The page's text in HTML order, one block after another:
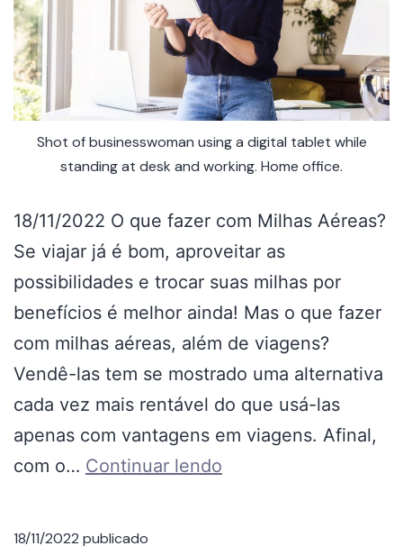
Shot of businesswoman using a digital tablet while
standing at desk and working. Home office.
18/11/2022 O que fazer com Milhas Aéreas?
Se viajar já é bom, aproveitar as
possibilidades e trocar suas milhas por
benefícios é melhor ainda! Mas o que fazer
com milhas aéreas, além de viagens?
Vendê-las tem se mostrado uma alternativa
cada vez mais rentável do que usá-las
apenas com vantagens em viagens. Afinal,
com o… Continuar lendo
18/11/2022 publicado